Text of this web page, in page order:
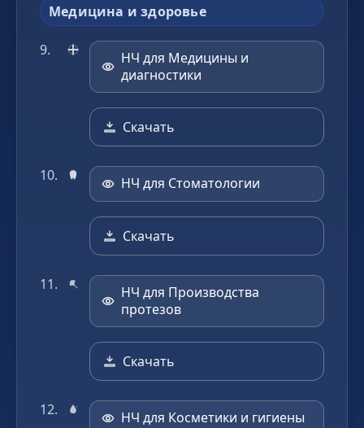
Медицина и здоровье
НЧ для Медицины и
диагностики
Скачать
НЧ для Стоматологии
Скачать
НЧ для Производства
протезов
Скачать
НЧ для Косметики и гигиены